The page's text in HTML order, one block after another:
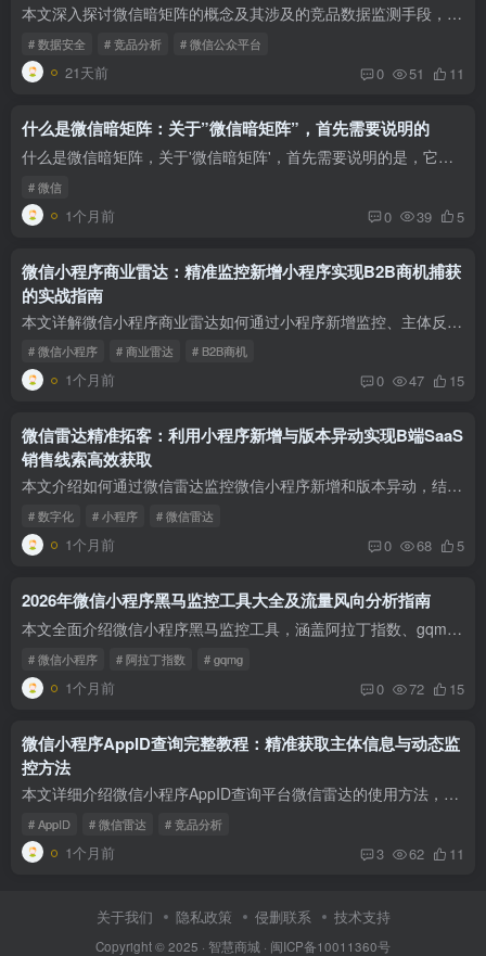
本文深入探讨微信暗矩阵的概念及其涉及的竞品数据监测手段，重点分析微信竞品数据分析的合规工具和微信账号数据安全风险，帮助运营者规避违规风险，实现合法合规的竞品分析。
# 数据安全 # 竞品分析 # 微信公众平台
21天前 0 51 11
什么是微信暗矩阵：关于”微信暗矩阵”，首先需要说明的
什么是微信暗矩阵，关于'微信暗矩阵'，首先需要说明的是，它并非一个官方术语，而是行业内对**一家企业或主体在微信生态内运营的多个小程序、公众号等账号矩阵**的一种形象说法。这通常是为了实...
# 微信
1个月前 0 39 5
微信小程序商业雷达：精准监控新增小程序实现B2B商机捕获
的实战指南
本文详解微信小程序商业雷达如何通过小程序新增监控、主体反查和热度信号，实现精准B2B商机捕获。结合销售话术与矩阵管理方案，助力企业高效拓客。
# 微信小程序 # 商业雷达 # B2B商机
1个月前 0 47 15
微信雷达精准拓客：利用小程序新增与版本异动实现B端SaaS
销售线索高效获取
本文介绍如何通过微信雷达监控微信小程序新增和版本异动，结合多维组合搜索和主体反查，实现B端SaaS销售线索的精准捕获与转化，提升拓客效率。
# 数字化 # 小程序 # 微信雷达
1个月前 0 68 5
2026年微信小程序黑马监控工具大全及流量风向分析指南
本文全面介绍微信小程序黑马监控工具，涵盖阿拉丁指数、gqmg、蝉妈妈等平台，重点解析小程序流量风向、AppID批量检索及电商短视频带货监控，助力企业精准把握行业趋势。
# 微信小程序 # 阿拉丁指数 # gqmg
1个月前 0 72 15
微信小程序AppID查询完整教程：精准获取主体信息与动态监
控方法
本文详细介绍微信小程序AppID查询平台微信雷达的使用方法，涵盖AppID精准检索、主体信息查看及版本动态监控，助力企业实现竞品分析与B2B拓客。
# AppID # 微信雷达 # 竞品分析
1个月前 3 62 11
关于我们 隐私政策 侵删联系 技术支持
Copyright © 2025 · 智慧商城 · 闽ICP备10011360号